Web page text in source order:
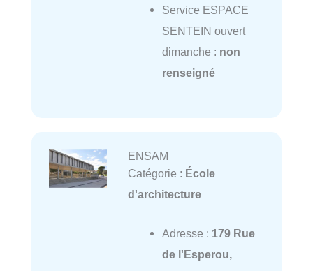
Service ESPACE
SENTEIN ouvert
dimanche : non
renseigné
ENSAM
Catégorie : École
d'architecture
Adresse : 179 Rue
de l'Esperou,